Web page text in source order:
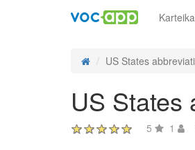
US States
US States
5 1